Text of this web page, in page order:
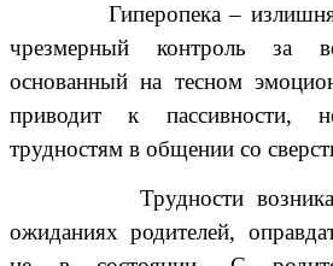
Гиперопека – излишняя
чрезмерный контроль за
основанный на тесном
приводит к пассивности,
трудностям в общении со
Трудности
ожиданиях родителей,